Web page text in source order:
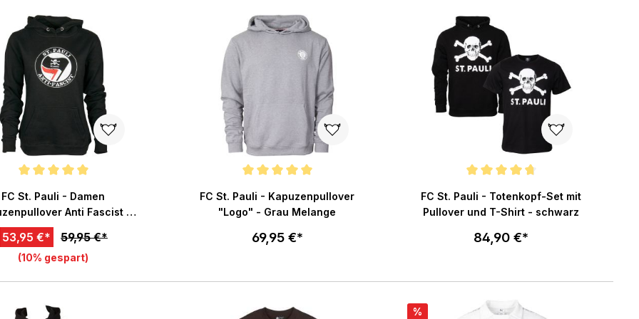
In den Warenkorb In den Warenkorb In den Warenkorb
FC St. Pauli - Damen
Anti Fascist -
schwarz
53,95 €* 59,95 €*
(10% gespart)
FC St. Pauli - Kapuzenpullover
"Logo" - Grau Melange
69,95 €*
In den Warenkorb
FC St. Pauli - Totenkopf-Set mit
Pullover und T-Shirt - schwarz
84,90 €*
In den Warenkorb
%